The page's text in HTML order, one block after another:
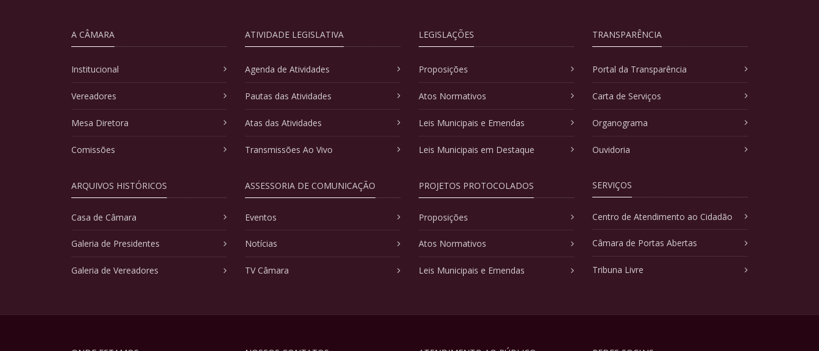
A CÂMARA
Institucional
Vereadores
Mesa Diretora
Comissões
ARQUIVOS HISTÓRICOS
Casa de Câmara
Galeria de Presidentes
Galeria de Vereadores
ATIVIDADE LEGISLATIVA
Agenda de Atividades
Pautas das Atividades
Atas das Atividades
Transmissões Ao Vivo
ASSESSORIA DE COMUNICAÇÃO
Eventos
Notícias
TV Câmara
LEGISLAÇÕES
Proposições
Atos Normativos
Leis Municipais e Emendas
Leis Municipais em Destaque
PROJETOS PROTOCOLADOS
Proposições
Atos Normativos
Leis Municipais e Emendas
TRANSPARÊNCIA
Portal da Transparência
Carta de Serviços
Organograma
Ouvidoria
SERVIÇOS
Centro de Atendimento ao Cidadão
Câmara de Portas Abertas
Tribuna Livre